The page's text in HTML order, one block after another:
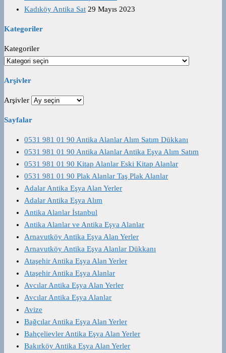
Kadıköy Antika Sat 29 Mayıs 2023
Kategoriler
Kategoriler
Arşivler
Arşivler
Sayfalar
0531 981 01 90 Antika Alanlar Alım Satım Dükkanı
0531 981 01 90 Antika Alanlar Antika Eşya Alım Satım
0531 981 01 90 Kitap Alanlar Eski Kitap Alanlar
0531 981 01 90 Plak Alanlar Taş Plak Alanlar
Adalar Antika Eşya Alan Yerler
Adalar Antika Eşya Alım
Antika Alanlar İstanbul
Antika Alanlar ve Antika Eşya Alanlar
Arnavutköy Antika Eşya Alan Yerler
Arnavutköy Antika Eşya Alanlar Dükkanı
Ataşehir Antika Eşya Alan Yerler
Ataşehir Antika Eşya Alanlar
Avcılar Antika Eşya Alan Yerler
Avcılar Antika Eşya Alanlar
Avize
Bağcılar Antika Eşya Alan Yerler
Bahçelievler Antika Eşya Alan Yerler
Bakırköy Antika Eşya Alan Yerler